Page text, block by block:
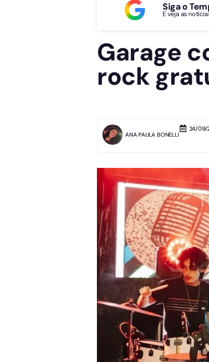
Siga o
E veja as
Garage
rock
ANA PAULA BONELLI
24/09/